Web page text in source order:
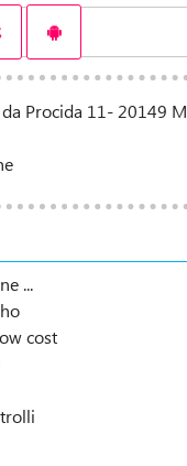
Procida 11- 20149
...
cost